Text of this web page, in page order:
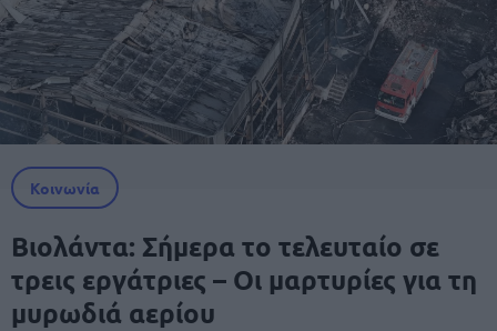
Κοινωνία
Βιολάντα: Σήμερα το τελευταίο σε
τρεις εργάτριες – Οι μαρτυρίες για τη
μυρωδιά αερίου